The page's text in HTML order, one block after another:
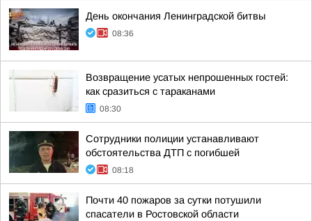
День окончания Ленинградской битвы
08:36
Возвращение усатых непрошенных гостей:
как сразиться с тараканами
08:30
Сотрудники полиции устанавливают
обстоятельства ДТП с погибшей
08:18
Почти 40 пожаров за сутки потушили
спасатели в Ростовской области